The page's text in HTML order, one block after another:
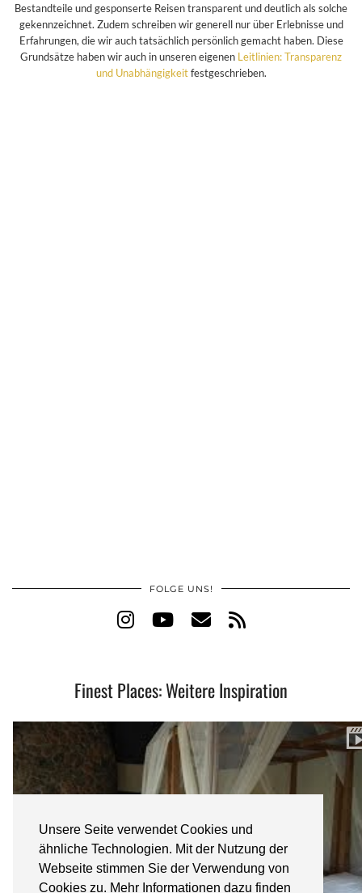
Unsere Seite verwendet Cookies und
ähnliche Technologien. Mit der Nutzung der
Webseite stimmen Sie der Verwendung von
Cookies zu. Mehr Informationen dazu finden
Bestandteile und gesponserte Reisen transparent und deutlich als solche
gekennzeichnet. Zudem schreiben wir generell nur über Erlebnisse und
Erfahrungen, die wir auch tatsächlich persönlich gemacht haben. Diese
Grundsätze haben wir auch in unseren eigenen Leitlinien: Transparenz
und Unabhängigkeitfestgeschrieben.
FOLGE UNS!
Finest Places: Weitere Inspiration